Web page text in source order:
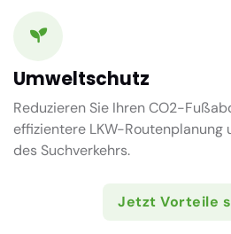
Umweltschutz
Reduzieren Sie Ihren CO2-
effizientere LKW-Routenplanung
des Suchverkehrs.
Jetzt Vorteile